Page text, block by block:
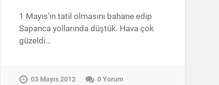
1 Mayıs’ın tatil olmasını bahane edip
Sapanca yollarında düştük. Hava çok
güzeldi…
03 Mayıs 2012 0 Yorum